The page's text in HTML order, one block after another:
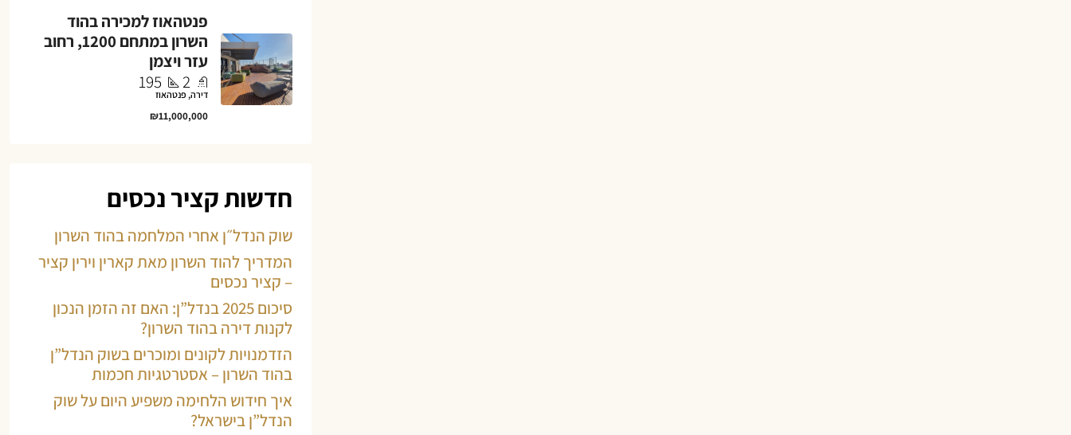
פנטהאוז למכירה בהוד
השרון במתחם 1200, רחוב
עזר ויצמן
2
195
דירה, פנטהאוז
₪11,000,000
חדשות קציר נכסים
שוק הנדל״ן אחרי המלחמה בהוד השרון
המדריך להוד השרון מאת קארין וירין קציר
– קציר נכסים
סיכום 2025 בנדל”ן: האם זה הזמן הנכון
לקנות דירה בהוד השרון?
הזדמנויות לקונים ומוכרים בשוק הנדל”ן
בהוד השרון – אסטרטגיות חכמות
איך חידוש הלחימה משפיע היום על שוק
הנדל”ן בישראל?